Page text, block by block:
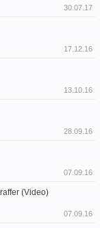
30.07.17
17.12.16
13.10.16
28.09.16
07.09.16
(Video)
07.09.16